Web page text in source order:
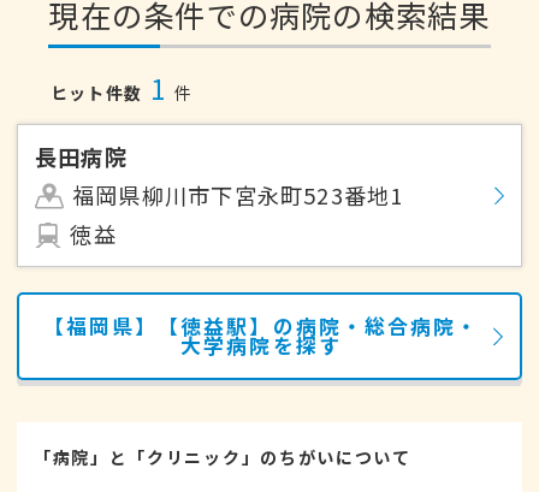
現在の条件での病院の検索結果
ヒット件数 1 件
長田病院
福岡県柳川市下宮永町523番地1
徳益
【福岡県】【徳益駅】の病院・総合病院・
大学病院を探す
「病院」と「クリニック」のちがいについて